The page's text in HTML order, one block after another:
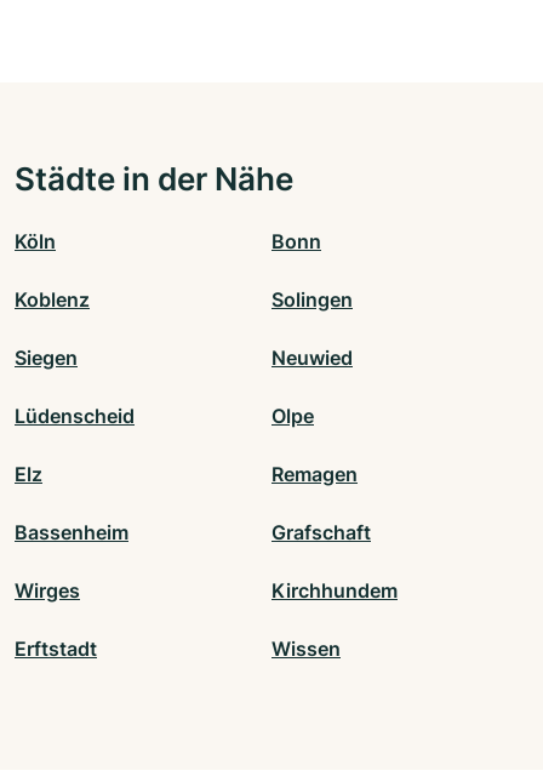
Städte in der Nähe
Köln Bonn
Koblenz Solingen
Siegen Neuwied
Lüdenscheid Olpe
Elz Remagen
Bassenheim Grafschaft
Wirges Kirchhundem
Erftstadt Wissen